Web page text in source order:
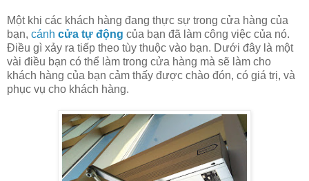
Một khi các khách hàng đang thực sự trong cửa hàng của
bạn, cánh cửa tự động của bạn đã làm công việc của nó.
Điều gì xảy ra tiếp theo tùy thuộc vào bạn. Dưới đây là một
vài điều bạn có thể làm trong cửa hàng mà sẽ làm cho
khách hàng của bạn cảm thấy được chào đón, có giá trị, và
phục vụ cho khách hàng.